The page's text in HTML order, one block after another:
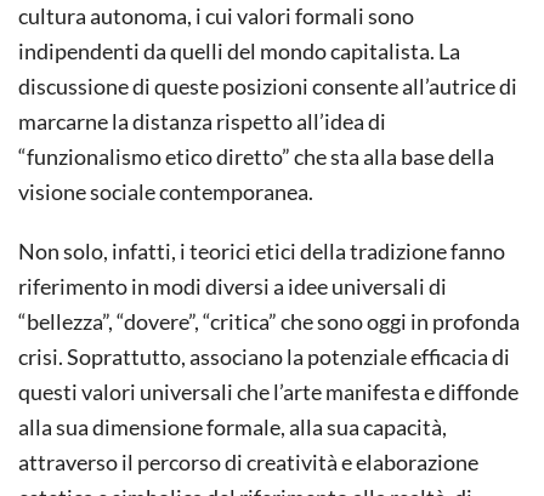
cultura autonoma, i cui valori formali sono
indipendenti da quelli del mondo capitalista. La
discussione di queste posizioni consente all’autrice di
marcarne la distanza rispetto all’idea di
“funzionalismo etico diretto” che sta alla base della
visione sociale contemporanea.
Non solo, infatti, i teorici etici della tradizione fanno
riferimento in modi diversi a idee universali di
“bellezza”, “dovere”, “critica” che sono oggi in profonda
crisi. Soprattutto, associano la potenziale efficacia di
questi valori universali che l’arte manifesta e diffonde
alla sua dimensione formale, alla sua capacità,
attraverso il percorso di creatività e elaborazione